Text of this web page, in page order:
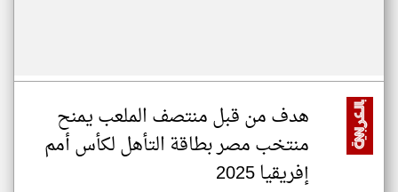
هدف من قبل منتصف الملعب يمنح
منتخب مصر بطاقة التأهل لكأس أمم
إفريقيا 2025